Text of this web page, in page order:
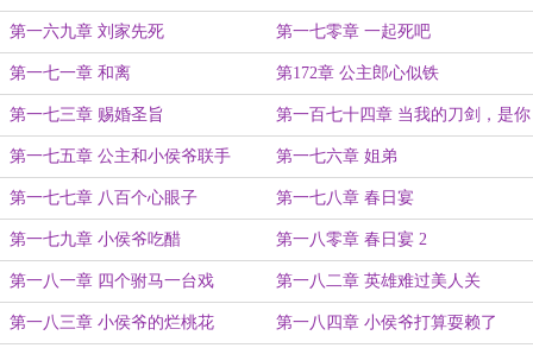
第一六九章 刘家先死 第一七零章 一起死吧
第一七一章 和离 第172章 公主郎心似铁
第一七三章 赐婚圣旨 第一百七十四章 当我的刀剑，是你
的荣幸
第一七五章 公主和小侯爷联手 第一七六章 姐弟
第一七七章 八百个心眼子 第一七八章 春日宴
第一七九章 小侯爷吃醋 第一八零章 春日宴 2
第一八一章 四个驸马一台戏 第一八二章 英雄难过美人关
第一八三章 小侯爷的烂桃花 第一八四章 小侯爷打算耍赖了